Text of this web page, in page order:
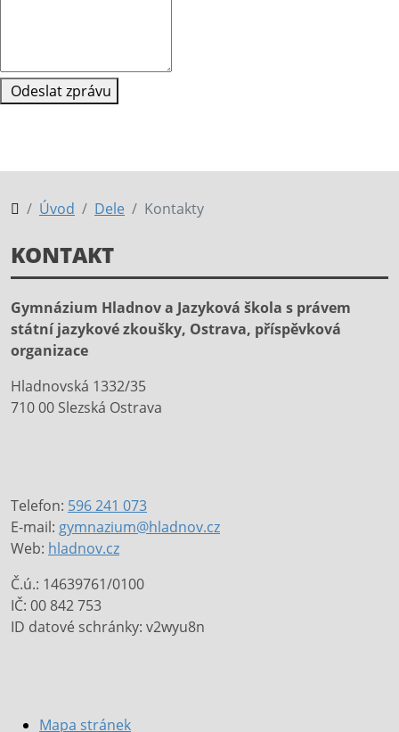
Odeslat zprávu
Úvod Dele Kontakty
KONTAKT
Gymnázium Hladnov a Jazyková škola s právem
státní jazykové zkoušky, Ostrava, příspěvková
organizace
Hladnovská 1332/35
710 00 Slezská Ostrava
Telefon: 596 241 073
E-mail: gymnazium@hladnov.cz
Web: hladnov.cz
Č.ú.: 14639761/0100
IČ: 00 842 753
ID datové schránky: v2wyu8n
Mapa stránek